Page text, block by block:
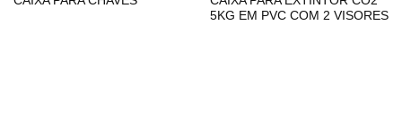
5KG EM PVC COM 2 VISORES